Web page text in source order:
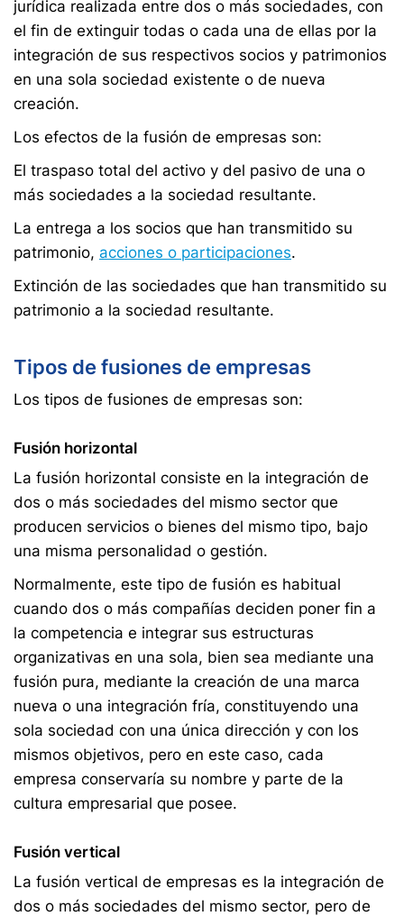
jurídica realizada entre dos o más sociedades, con
el fin de extinguir todas o cada una de ellas por la
integración de sus respectivos socios y patrimonios
en una sola sociedad existente o de nueva
creación.
Los efectos de la fusión de empresas son:
El traspaso total del activo y del pasivo de una o
más sociedades a la sociedad resultante.
La entrega a los socios que han transmitido su
patrimonio, acciones o participaciones.
Extinción de las sociedades que han transmitido su
patrimonio a la sociedad resultante.
Tipos de fusiones de empresas
Los tipos de fusiones de empresas son:
Fusión horizontal
La fusión horizontal consiste en la integración de
dos o más sociedades del mismo sector que
producen servicios o bienes del mismo tipo, bajo
una misma personalidad o gestión.
Normalmente, este tipo de fusión es habitual
cuando dos o más compañías deciden poner fin a
la competencia e integrar sus estructuras
organizativas en una sola, bien sea mediante una
fusión pura, mediante la creación de una marca
nueva o una integración fría, constituyendo una
sola sociedad con una única dirección y con los
mismos objetivos, pero en este caso, cada
empresa conservaría su nombre y parte de la
cultura empresarial que posee.
Fusión vertical
La fusión vertical de empresas es la integración de
dos o más sociedades del mismo sector, pero de